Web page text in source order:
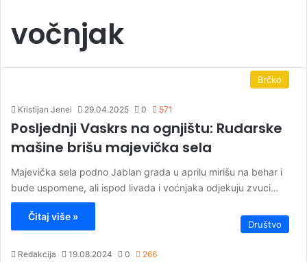
vočnjak
Brčko
Kristijan Jenei 29.04.2025 0 571
Posljednji Vaskrs na ognjištu: Rudarske
mašine brišu majevička sela
Majevička sela podno Jablan grada u aprilu mirišu na behar i
bude uspomene, ali ispod livada i voćnjaka odjekuju zvuci…
Čitaj više »
Društvo
Redakcija 19.08.2024 0 266